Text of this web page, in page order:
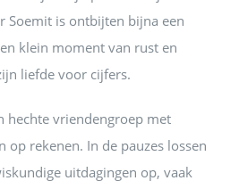
Soemit is ontbijten bijna een
klein moment van rust en
liefde voor cijfers.
hechte vriendengroep met
op rekenen. In de pauzes lossen
uitdagingen op, vaak